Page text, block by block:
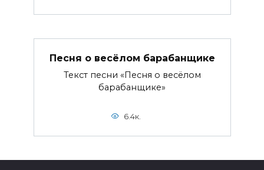
Песня о весёлом барабанщике
Текст песни «Песня о весёлом
барабанщике»
6.4к.